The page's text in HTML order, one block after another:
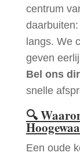
centrum
langs. We
geven
Bel ons
snelle
🔍
Een oude